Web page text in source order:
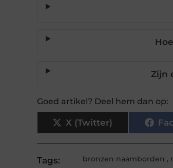
Zijn
Goed artikel? Deel hem dan op:
X (Twitter)
Tags: bronzen naamborden ,